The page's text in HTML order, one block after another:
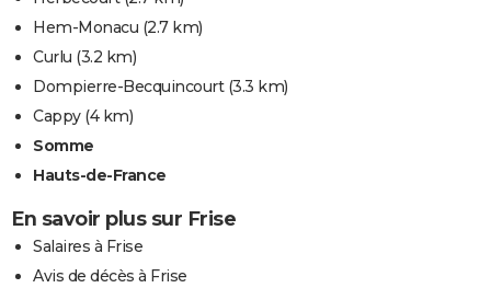
Hem-Monacu (2.7 km)
Curlu (3.2 km)
Dompierre-Becquincourt(3.3 km)
Cappy(4 km)
Somme
Hauts-de-France
En savoir plus sur Frise
Salaires à Frise
Avis de décès à Frise